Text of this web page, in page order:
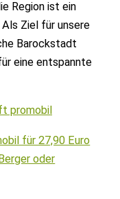
Region ist ein
Ziel für unsere
Barockstadt
eine entspannte
für 27,90 Euro
oder